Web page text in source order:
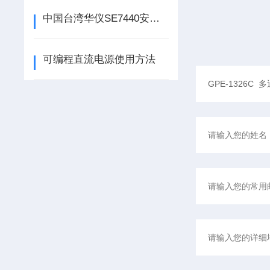
中国台湾华仪SE7440安规测试仪的实用功能及安全
可编程直流电源使用方法